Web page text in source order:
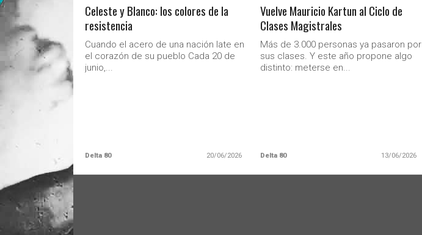
Celeste y Blanco: los colores de la
resistencia
Cuando el acero de una nación late en
el corazón de su pueblo Cada 20 de
junio,...
Delta 80 20/06/2026
Vuelve Mauricio Kartun al Ciclo de
Clases Magistrales
Más de 3.000 personas ya pasaron por
sus clases. Y este año propone algo
distinto: meterse en...
Delta 80 13/06/2026